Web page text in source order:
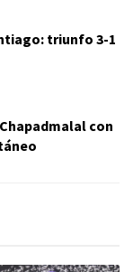
triunfo 3-1
con